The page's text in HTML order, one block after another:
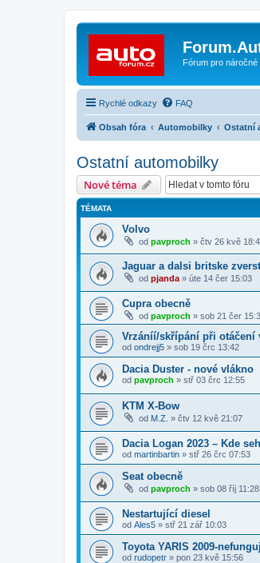
Fórum pro náročné
Rychlé odkazy FAQ
Obsah fóra Automobilky Ostatní
Ostatní automobilky
Nové téma
TÉMATA
Volvo
od pavproch » čtv 26 kvě
Jaguar a dalsi britske
od pjanda » úte 14 čer 15:03
Cupra obecně
od pavproch » sob 21 čer
Vrzáníí/skřípání při otáčení
od ondrejj5 » sob 19 črc 13:42
Dacia Duster - nové vlákno
od pavproch » stř 03 črc 12:55
KTM X-Bow
od M.Z. » čtv 12 kvě 21:07
Dacia Logan 2023 – Kde
od martinbartin » stř 26 črc 07:53
Seat obecně
od pavproch » sob 08 říj 11:28
Nestartující diesel
od Ales5 » stř 21 zář 10:03
Toyota YARIS 2009-
od rudopetr » pon 23 kvě 15:56